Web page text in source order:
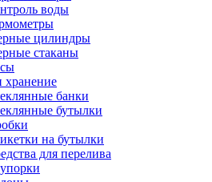
воды
цилиндры
стаканы
хранение
банки
бутылки
на бутылки
для перелива